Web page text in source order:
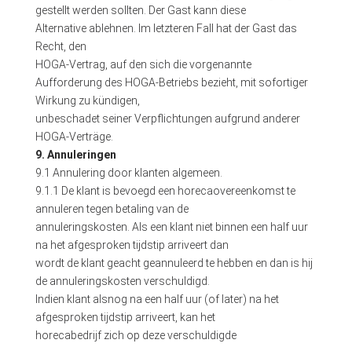
gestellt werden sollten. Der Gast kann diese
Alternative ablehnen. Im letzteren Fall hat der Gast das
Recht, den
HOGA-Vertrag, auf den sich die vorgenannte
Aufforderung des HOGA-Betriebs bezieht, mit sofortiger
Wirkung zu kündigen,
unbeschadet seiner Verpflichtungen aufgrund anderer
HOGA-Verträge.
9. Annuleringen
9.1 Annulering door klanten algemeen.
9.1.1 De klant is bevoegd een horecaovereenkomst te
annuleren tegen betaling van de
annuleringskosten. Als een klant niet binnen een half uur
na het afgesproken tijdstip arriveert dan
wordt de klant geacht geannuleerd te hebben en dan is hij
de annuleringskosten verschuldigd.
Indien klant alsnog na een half uur (of later) na het
afgesproken tijdstip arriveert, kan het
horecabedrijf zich op deze verschuldigde